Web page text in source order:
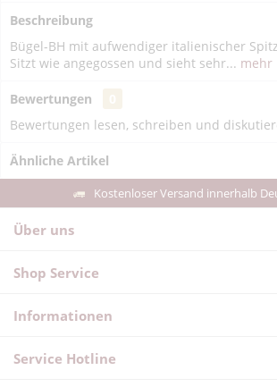
Beschreibung
Bügel-BH mit aufwendiger italienischer
Sitzt wie angegossen und sieht sehr... mehr
Bewertungen
Bewertungen lesen, schreiben und
Ähnliche Artikel
Kostenloser Versand innerhalb
Über uns
Shop Service
Informationen
Service Hotline